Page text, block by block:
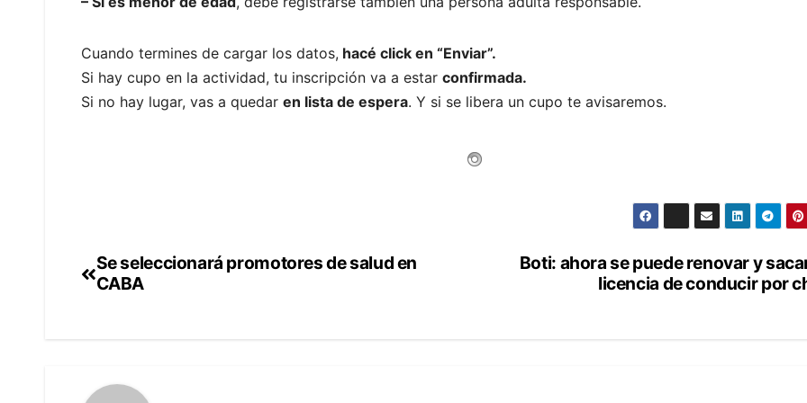
Cuando termines de cargar los datos, hacé click en “Enviar”.
Si hay cupo en la actividad, tu inscripción va a estar confirmada.
Si no hay lugar, vas a quedar en lista de espera. Y si se libera un cupo te avisaremos.
Navegación
Boti: ahora se puede renovar y
licencia de conducir por
Se seleccionará promotores de salud en
CABA